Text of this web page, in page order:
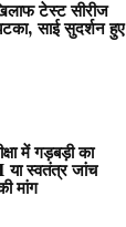
टेस्ट सीरीज
साई सुदर्शन हुए
में गड़बड़ी का
या स्वतंत्र जांच
मांग